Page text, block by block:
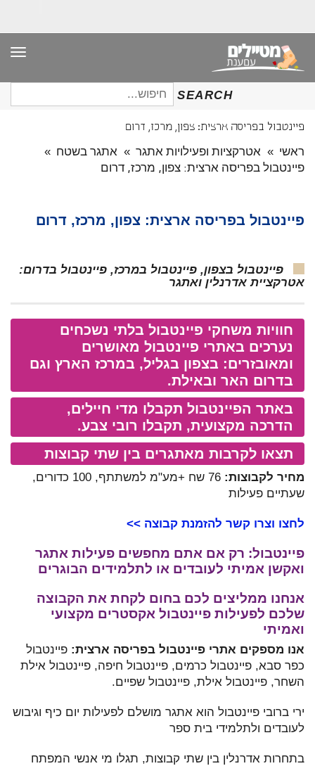
SEARCH
חיפוש
עבור:
פיינטבול בפריסה ארצית: צפון, מרכז, דרום
ראשי » אטרקציות ופעילויות אתגר » אתגר בשטח »
פיינטבול בפריסה ארצית: צפון, מרכז, דרום
פיינטבול בפריסה ארצית: צפון, מרכז, דרום
פיינטבול בצפון, פיינטבול במרכז, פיינטבול בדרום:
אטרקציית אדרנלין ואתגר
חוויות משחקי פיינטבול בלתי נשכחים
נערכים באתרי פיינטבול מאושרים
ומאובזרים: בצפון בגליל, במרכז הארץ וגם
בדרום האר ובאילת.
באתר הפיינטבול תקבלו מדי חיילים,
הדרכה מקצועית, תקבלו רובי צבע.
תצאו לקרבות מאתגרים בין שתי קבוצות
מחיר לקבוצות:
76 שח +מע"מ למשתתף, 100 כדורים,
שעתיים פעילות
לחצו וצרו קשר להזמנת קבוצה >>
פיינטבול: רק אם אתם מחפשים פעילות אתגר
ואקשן אמיתי לעובדים או לתלמידים הבוגרים
אנחנו ממליצים לכם בחום לקחת את הקבוצה
שלכם לפעילות פיינטבול אקסטרים מקצועי
ואמיתי
אנו מספקים אתרי פיינטבול בפריסה ארצית: פיינטבול
כפר סבא, פיינטבול כרמים, פיינטבול חיפה, פיינטבול אילת
השחר, פיינטבול אילת, פיינטבול שפיים.
ירי ברובי פיינטבול הוא אתגר מושלם לפעילות יום כיף וגיבוש
לעובדים ולתלמידי בית ספר
בתחרות אדרנלין בין שתי קבוצות, תגלו מי אנשי המפתח